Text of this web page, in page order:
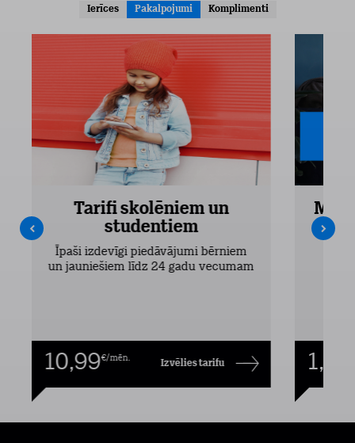
Ierīces Pakalpojumi Komplimenti
Tarifi skolēniem un
studentiem
Īpaši izdevīgi piedāvājumi bērniem
un jauniešiem līdz 24 gadu vecumam
10,99€/mēn. Izvēlies tarifu 1,00